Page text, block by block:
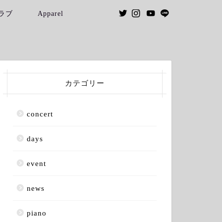
ブ Apparel
カテゴリー
concert
days
event
news
piano